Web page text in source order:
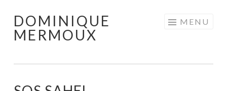
Aller
au
DOMINIQUE
MERMOUX
MENU